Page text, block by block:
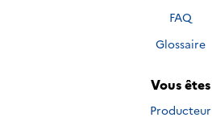
FAQ
Glossaire
Vous êtes
Producteur